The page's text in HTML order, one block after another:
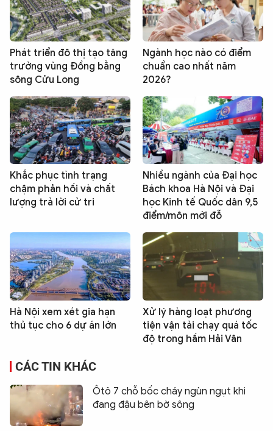
Phát triển đô thị tạo tăng
trưởng vùng Đồng bằng
sông Cửu Long
Ngành học nào có điểm
chuẩn cao nhất năm
2026?
Khắc phục tình trạng
chậm phản hồi và chất
lượng trả lời cử tri
Nhiều ngành của Đại học
Bách khoa Hà Nội và Đại
học Kinh tế Quốc dân 9,5
điểm/môn mới đỗ
Hà Nội xem xét gia hạn
thủ tục cho 6 dự án lớn
Xử lý hàng loạt phương
tiện vận tải chạy quá tốc
độ trong hầm Hải Vân
CÁC TIN KHÁC
Ôtô 7 chỗ bốc cháy ngùn ngụt khi
đang đậu bên bờ sông